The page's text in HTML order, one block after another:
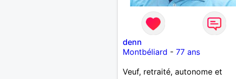
denn
Montbéliard - 77 ans
Veuf, retraité, autonome et